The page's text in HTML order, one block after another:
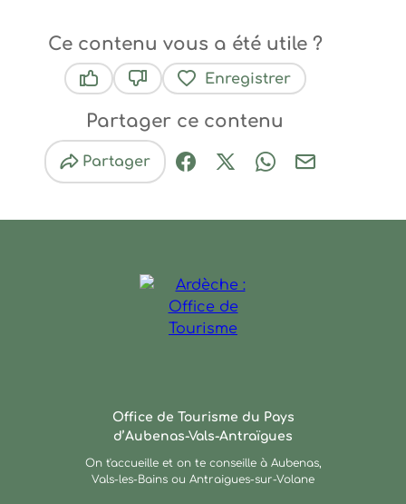
Ce contenu vous a été utile ?
Enregistrer
Partager ce contenu
Partager
Partager sur Facebook
Partager sur X / Twitter
Partager sur
Partager par
Office de Tourisme du Pays
d’Aubenas-Vals-Antraïgues
On t'accueille et on te conseille à Aubenas,
Vals-les-Bains ou Antraigues-sur-Volane